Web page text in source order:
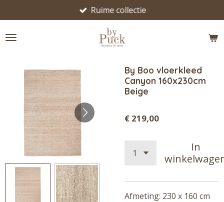
direct
naar
Ruime collectie
By Boo vloerkleed
Canyon 160x230cm
Beige
€ 219,00
In
Afmeting: 230 x 160 cm